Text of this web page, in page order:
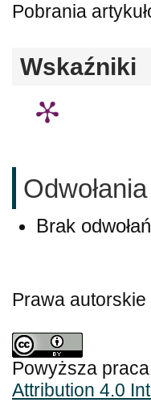
Pobrania
Wskaźniki
Brak
Prawa
Powyższa
Attribution 4.0